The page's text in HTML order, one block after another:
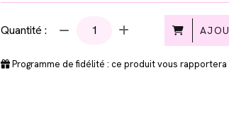
Quantité :
Programme de fidélité : ce produit vous rapportera